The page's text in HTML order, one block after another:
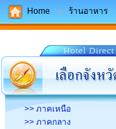
Home ร้านอาหาร
>> ภาคเหนือ
>> ภาคกลาง